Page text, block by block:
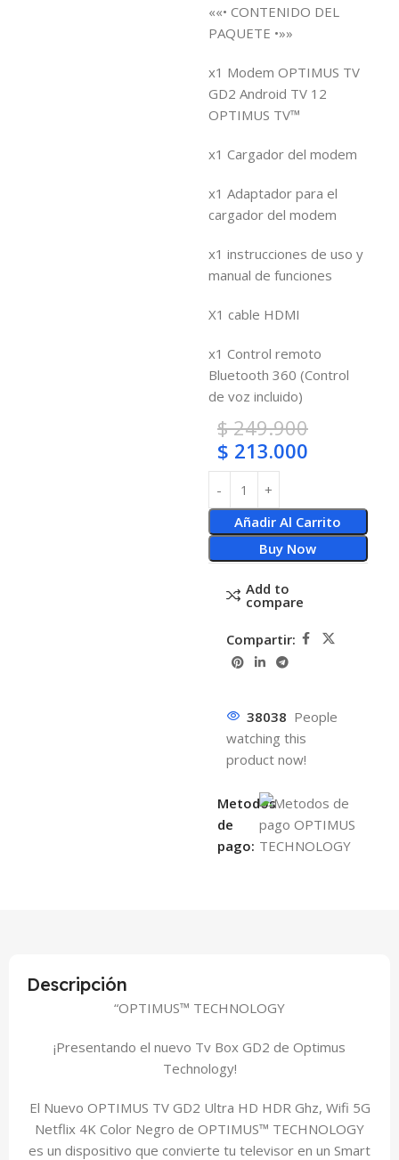
««• CONTENIDO DEL
PAQUETE •»»
x1 Modem OPTIMUS TV
GD2 Android TV 12
OPTIMUS TV™
x1 Cargador del modem
x1 Adaptador para el
cargador del modem
x1 instrucciones de uso y
manual de funciones
X1 cable HDMI
x1 Control remoto
Bluetooth 360 (Control
de voz incluido)
$249.900
$ 213.000
Añadir Al Carrito
Buy Now
Add to
compare
Compartir:
38038 People
watching this
product now!
Metodos
de
pago:
Descripción
“OPTIMUS™ TECHNOLOGY
¡Presentando el nuevo Tv Box GD2 de Optimus
Technology!
El Nuevo OPTIMUS TV GD2 Ultra HD HDR Ghz, Wifi 5G
Netflix 4K Color Negro de OPTIMUS™ TECHNOLOGY
es un dispositivo que convierte tu televisor en un Smart